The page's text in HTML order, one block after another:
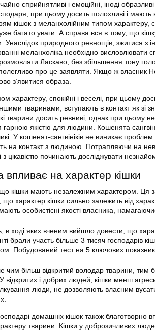
сприйнятливі і емоційні, іноді
при цьому досить полохливі і мають
кішок з меланхолійним типом характеру,
багато уваги. А справа вся в тому, що
Унаслідок природного ревнощів, зжитися з
меланхоліка необхідно висловлювати
Ласкаво, без збільшення тону
про це заявляти. Якщо ж власник
з’явитися образа.
характеру, спокійні і веселі, при цьому
тваринами, вступають в контакт як зі
тварини досить ревниві, однак при цьому
якістю для людини. Кошенята
У кошенят-сангвініків не виникає
на контакт з людиною. Потрапляючи на
цікавістю починають досліджувати
впливає на характер кішки
кішки мають незалежним характером. Ця
характер кішки сильно залежить від
особистісні якості власника,
в ході яких вченим вийшло довести, що
брали участь більше 3 тисяч господарів
Побудований тест на 5 ключових
чим більш відкритий володар тварини, тим
відкритих і добрих людей, кішки менш
люди, не дозволяють власним
домашніх кішок також благотворно
тварини. Кішки у доброзичливих